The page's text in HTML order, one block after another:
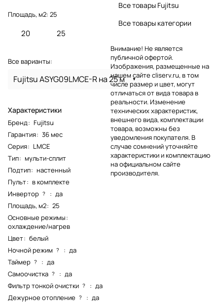
Площадь, м2: 25
20 25
Все варианты:
Fujitsu ASYG09LMCE-R на 25 м
Характеристики
Бренд: Fujitsu
Гарантия: 36 мес
Серия: LMCE
Тип: мульти-сплит
Подтип: настенный
Пульт: в комплекте
Инвертор ? : да
Площадь, м2: 25
Основные режимы:
охлаждение/нагрев
Цвет: белый
Ночной режим ? : да
Таймер ? : да
Самоочистка ? : да
Фильтр тонкой очистки ? : да
Дежурное отопление ? : да
Все товары Fujitsu
Все товары категории
Внимание! Не является
публичной офертой.
Изображения, размещенные на
нашем сайте cliserv.ru, в том
числе размер и цвет, могут
отличаться от вида товара в
реальности. Изменение
технических характеристик,
внешнего вида, комплектации
товара, возможны без
уведомления покупателя. В
случае сомнений уточняйте
характеристики и комплектацию
на официальном сайте
производителя.